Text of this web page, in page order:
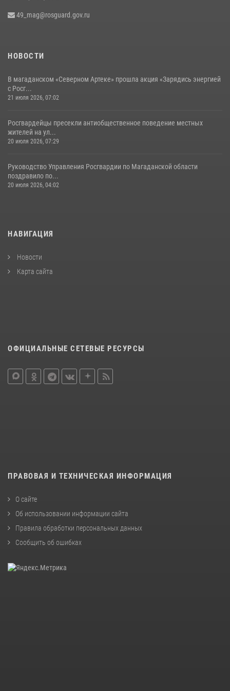
49_mag@rosguard.gov.ru
НОВОСТИ
В магаданском «Северном Артеке» прошла акция «Зарядись энергией
с Росг...
21 июля 2026, 07:02
Росгвардейцы пресекли антиобщественное поведение местных
жителей на ул...
20 июля 2026, 07:29
Руководство Управления Росгвардии по Магаданской области
поздравило по...
20 июля 2026, 04:02
НАВИГАЦИЯ
Новости
Карта сайта
ОФИЦИАЛЬНЫЕ СЕТЕВЫЕ РЕСУРСЫ
ПРАВОВАЯ И ТЕХНИЧЕСКАЯ ИНФОРМАЦИЯ
О сайте
Об использовании информации сайта
Правила обработки персональных данных
Сообщить об ошибках